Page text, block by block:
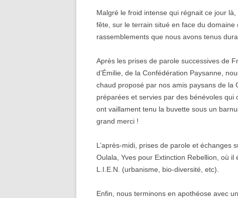
Malgré le froid intense qui régnait ce jour
fête, sur le terrain situé en face du
rassemblements que nous avons tenus
Après les prises de parole successives de
d’Émilie, de la Confédération Paysanne,
chaud proposé par nos amis paysans de la
préparées et servies par des bénévoles qui
ont vaillament tenu la buvette sous un
grand merci !
L’après-midi, prises de parole et échanges
Oulala, Yves pour Extinction Rebellion, où
L.I.E.N. (urbanisme, bio-diversité, etc).
Enfin, nous terminons en apothéose avec